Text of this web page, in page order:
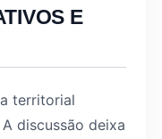
E
territorial
discussão deixa